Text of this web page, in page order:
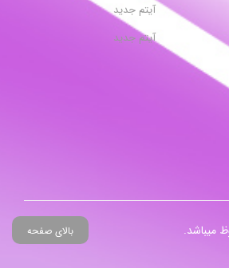
آیتم جدید
آیتم جدید
میباشد. بالای صفحه